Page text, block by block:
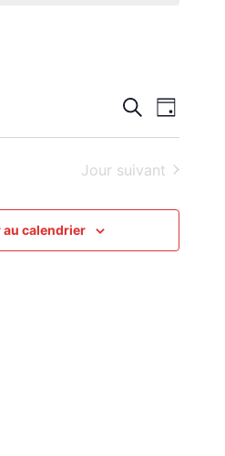
et
de
Recherche
de
Jour
Jour suivant
au calendrier